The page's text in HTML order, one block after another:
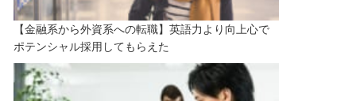
【金融系から外資系への転職】英語力より向上心で
ポテンシャル採用してもらえた